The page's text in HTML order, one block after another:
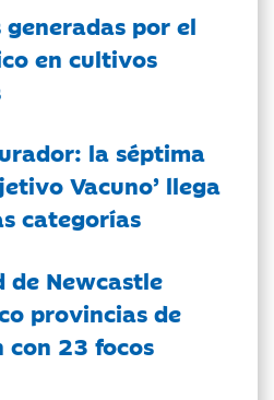
por el
en cultivos
la séptima
Vacuno’ llega
categorías
de Newcastle
provincias de
con 23 focos